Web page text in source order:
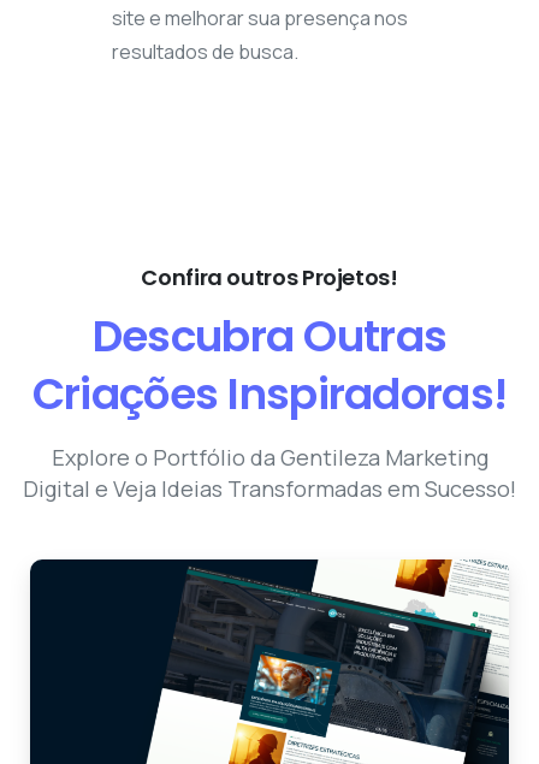
site e melhorar sua presença nos
resultados de busca.
Confira outros Projetos!
DescubraOutras
Criações Inspiradoras!
Explore o Portfólio da Gentileza Marketing
Digital e Veja Ideias Transformadas em Sucesso!